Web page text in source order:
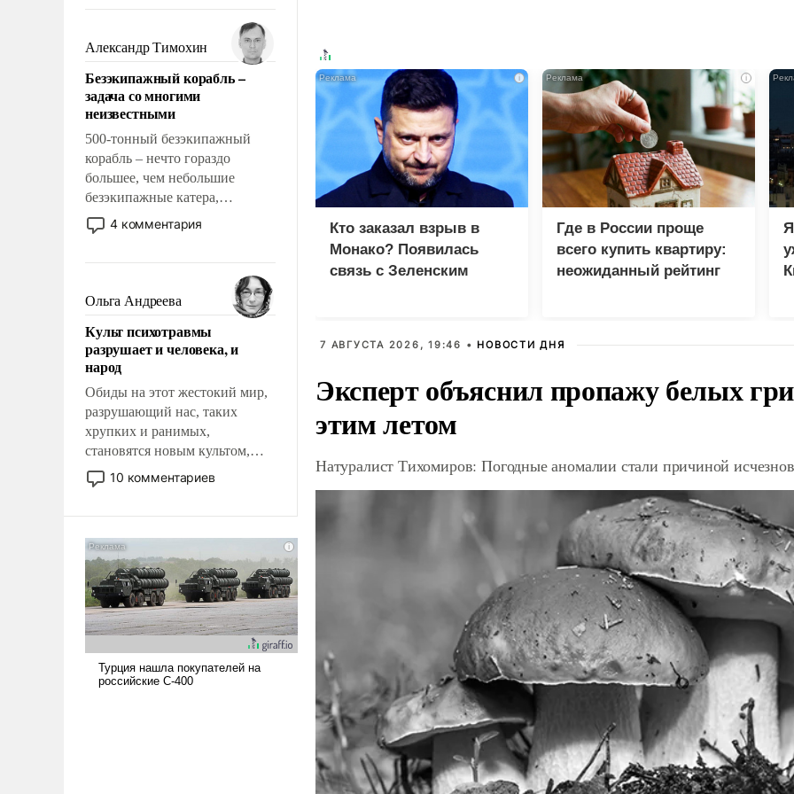
чем она отличается от просто
образованных людей. Иногда
казалось, что эти вопросы
решены раз и навсегда, но –
нет, не решены.
Александр Тимохин
Безэкипажный корабль –
задача со многими
неизвестными
500-тонный безэкипажный
корабль – нечто гораздо
большее, чем небольшие
безэкипажные катера,
применение которых уже
стало обыденностью. Задача по
сложна и амбициозна. Однако
и ее реализация радикально
поднимет наши боевые
возможности.
4 комментария
Ольга Андреева
Культ психотравмы
разрушает и человека, и
народ
Обиды на этот жестокий мир,
разрушающий нас, таких
хрупких и ранимых,
становятся новым культом,
постепенно вытесняя и
отменяя традиционное
ударами судьбы, брать на себя
ответственность, помогать
слабым, идти вперед и
адаптироваться.
10 комментариев
i
Кто заказал взрыв в
Монако? Появилась
связь с Зеленским
i
Где в России проще
всего купить квартиру:
неожиданный рейтинг
7 АВГУСТА 2026, 19:46 • НОВОСТИ ДНЯ
Эксперт объяснил пропажу белых
этим летом
Натуралист Тихомиров: Погодные аномалии стали причиной